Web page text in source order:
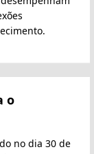
o
no dia 30 de